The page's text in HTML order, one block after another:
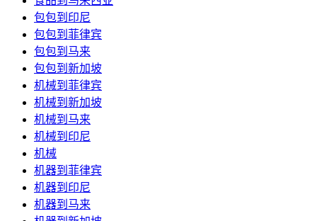
包包到印尼
包包到菲律宾
包包到马来
包包到新加坡
机械到菲律宾
机械到新加坡
机械到马来
机械到印尼
机械
机器到菲律宾
机器到印尼
机器到马来